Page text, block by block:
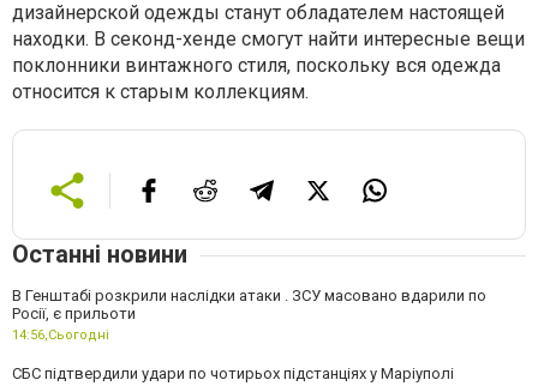
дизайнерской одежды станут обладателем настоящей
находки. В секонд-хенде смогут найти интересные вещи
поклонники винтажного стиля, поскольку вся одежда
относится к старым коллекциям.
Останні новини
В Генштабі розкрили наслідки атаки . ЗСУ масовано вдарили по
Росії, є прильоти
14:56,Сьогодні
СБС підтвердили удари по чотирьох підстанціях у Маріуполі